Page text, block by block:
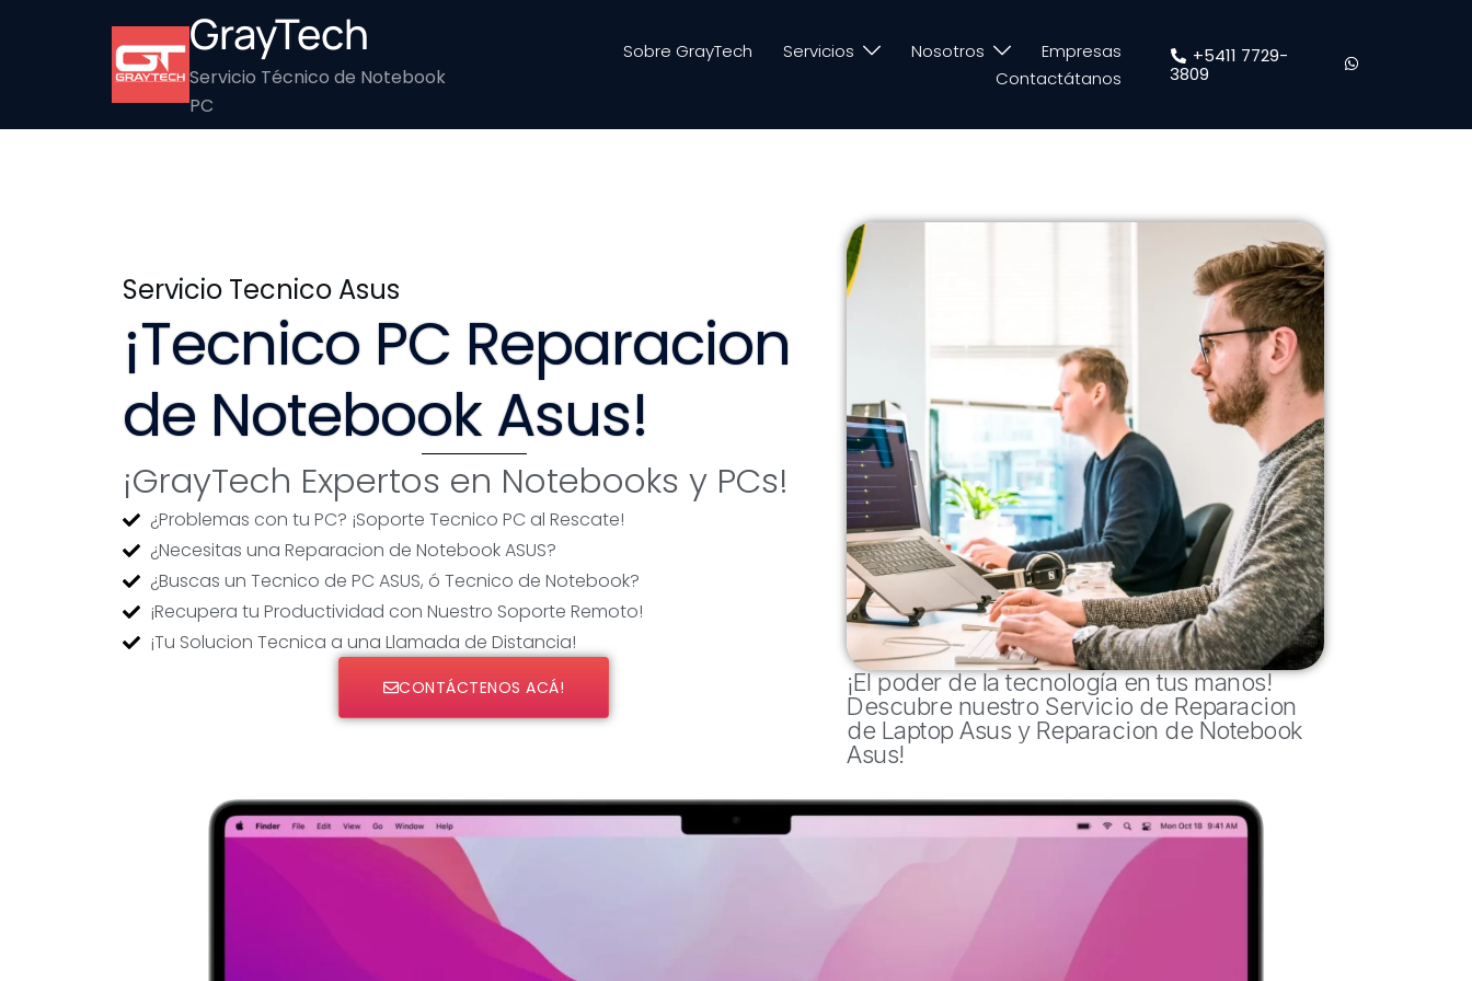
GrayTech
Servicio Técnico de Notebook
PC
Sobre GrayTech Servicios Nosotros
Empresas
Contactátanos
+5411 7729-
3809
Servicio Tecnico Asus
¡Tecnico PC Reparacion
de Notebook Asus!
¡GrayTech Expertos en Notebooks y PCs!
¿Problemas con tu PC? ¡Soporte Tecnico PC al Rescate!
¿Necesitas una Reparacion de Notebook ASUS?
¿Buscas un Tecnico de PC ASUS, ó Tecnico de Notebook?
¡Recupera tu Productividad con Nuestro Soporte Remoto!
¡Tu Solucion Tecnica a una Llamada de Distancia!
CONTÁCTENOS ACÁ!
¡El poder de la tecnología en tus manos!
Descubre nuestro Servicio de Reparacion
de Laptop Asus y Reparacion de Notebook
Asus!